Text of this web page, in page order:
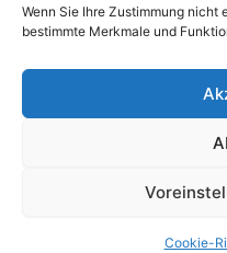
Wenn Sie Ihre Zustimmung
bestimmte Merkmale und
Cookie-